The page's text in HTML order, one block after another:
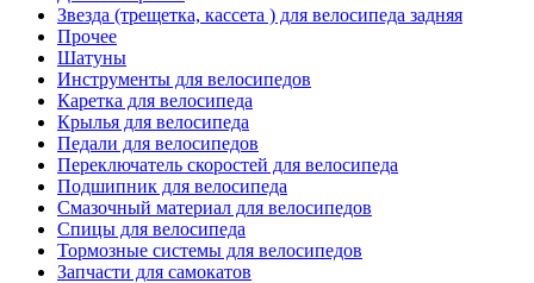
Звезда (трещетка, кассета ) для велосипеда задняя
Прочее
Шатуны
Инструменты для велосипедов
Каретка для велосипеда
Крылья для велосипеда
Педали для велосипедов
Переключатель скоростей для велосипеда
Подшипник для велосипеда
Смазочный материал для велосипедов
Спицы для велосипеда
Тормозные системы для велосипедов
Запчасти для самокатов